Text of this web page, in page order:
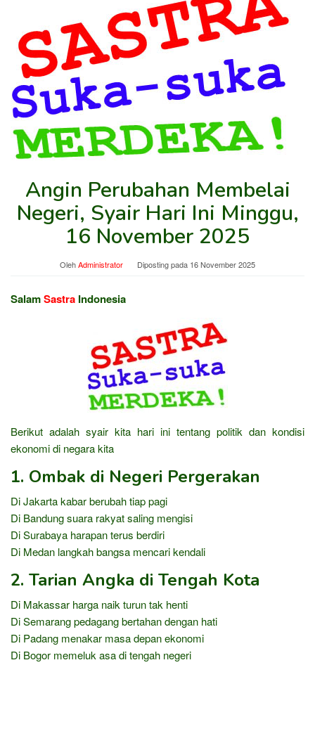
Angin Perubahan Membelai
Negeri, Syair Hari Ini Minggu,
16 November 2025
OlehAdministrator Diposting pada 16 November 2025
SalamSastra Indonesia
Berikut adalah syair kita hari ini tentang politik dan kondisi
ekonomi di negara kita
1. Ombak di Negeri Pergerakan
Di Jakarta kabar berubah tiap pagi
Di Bandung suara rakyat saling mengisi
Di Surabaya harapan terus berdiri
Di Medan langkah bangsa mencari kendali
2. Tarian Angka di Tengah Kota
Di Makassar harga naik turun tak henti
Di Semarang pedagang bertahan dengan hati
Di Padang menakar masa depan ekonomi
Di Bogor memeluk asa di tengah negeri